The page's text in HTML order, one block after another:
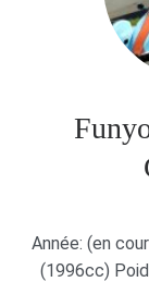
Année: (en
(1996cc)